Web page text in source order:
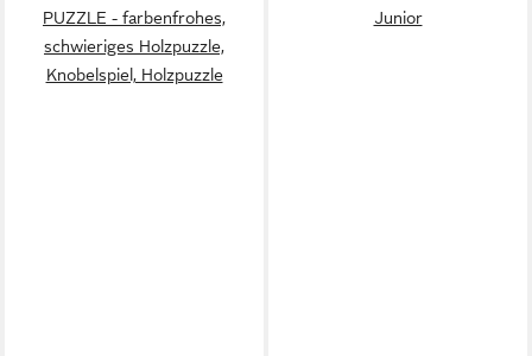
PUZZLE - farbenfrohes,
schwieriges Holzpuzzle,
Knobelspiel, Holzpuzzle
Junior